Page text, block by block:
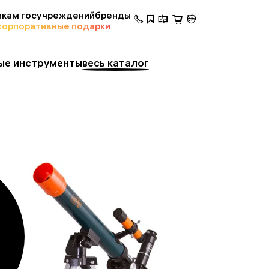
госучрежденийбренды
подарки
инструментывесь каталог